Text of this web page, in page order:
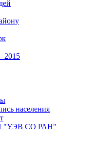
2015
населения
"УЭВ СО РАН"